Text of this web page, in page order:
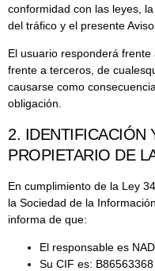
conformidad con las leyes,
del tráfico y el presente Aviso
El usuario responderá frente
frente a terceros, de
causarse como
obligación.
2. IDENTIFICACIÓN
PROPIETARIO DE
En cumplimiento de la Ley
la Sociedad de la
informa de que:
El responsable es
Su CIF es: B86563368